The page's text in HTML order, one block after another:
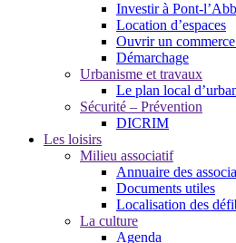
Investir à Pont-
Location d’espaces
Ouvrir un
Démarchage
Urbanisme et travaux
Le plan local
Sécurité – Prévention
DICRIM
Les loisirs
Milieu associatif
Annuaire des
Documents utiles
Localisation des
La culture
Agenda